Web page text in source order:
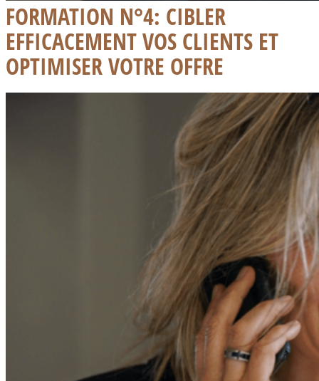
FORMATION N°4: CIBLER
EFFICACEMENT VOS CLIENTS ET
OPTIMISER VOTRE OFFRE